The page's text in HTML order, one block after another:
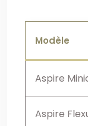
Modèle
Aspire
Aspire